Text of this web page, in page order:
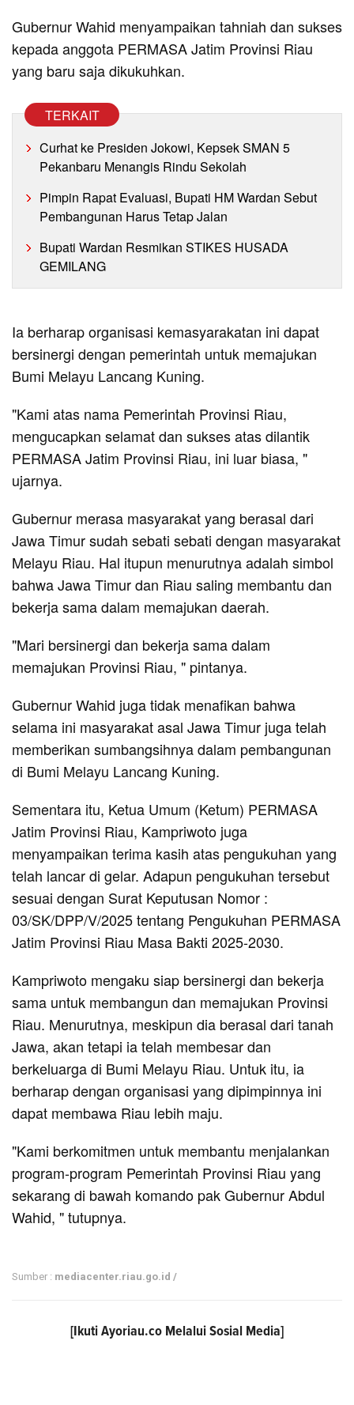
Gubernur Wahid menyampaikan tahniah dan sukses
kepada anggota PERMASA Jatim Provinsi Riau
yang baru saja dikukuhkan.
TERKAIT
Curhat ke Presiden Jokowi, Kepsek SMAN 5
Pekanbaru Menangis Rindu Sekolah
Pimpin Rapat Evaluasi, Bupati HM Wardan Sebut
Pembangunan Harus Tetap Jalan
Bupati Wardan Resmikan STIKES HUSADA
GEMILANG
Ia berharap organisasi kemasyarakatan ini dapat
bersinergi dengan pemerintah untuk memajukan
Bumi Melayu Lancang Kuning.
"Kami atas nama Pemerintah Provinsi Riau,
mengucapkan selamat dan sukses atas dilantik
PERMASA Jatim Provinsi Riau, ini luar biasa, "
ujarnya.
Gubernur merasa masyarakat yang berasal dari
Jawa Timur sudah sebati sebati dengan masyarakat
Melayu Riau. Hal itupun menurutnya adalah simbol
bahwa Jawa Timur dan Riau saling membantu dan
bekerja sama dalam memajukan daerah.
"Mari bersinergi dan bekerja sama dalam
memajukan Provinsi Riau, " pintanya.
Gubernur Wahid juga tidak menafikan bahwa
selama ini masyarakat asal Jawa Timur juga telah
memberikan sumbangsihnya dalam pembangunan
di Bumi Melayu Lancang Kuning.
Sementara itu, Ketua Umum (Ketum) PERMASA
Jatim Provinsi Riau, Kampriwoto juga
menyampaikan terima kasih atas pengukuhan yang
telah lancar di gelar. Adapun pengukuhan tersebut
sesuai dengan Surat Keputusan Nomor :
03/SK/DPP/V/2025 tentang Pengukuhan PERMASA
Jatim Provinsi Riau Masa Bakti 2025-2030.
Kampriwoto mengaku siap bersinergi dan bekerja
sama untuk membangun dan memajukan Provinsi
Riau. Menurutnya, meskipun dia berasal dari tanah
Jawa, akan tetapi ia telah membesar dan
berkeluarga di Bumi Melayu Riau. Untuk itu, ia
berharap dengan organisasi yang dipimpinnya ini
dapat membawa Riau lebih maju.
"Kami berkomitmen untuk membantu menjalankan
program-program Pemerintah Provinsi Riau yang
sekarang di bawah komando pak Gubernur Abdul
Wahid, " tutupnya.
Sumber : mediacenter.riau.go.id /
[Ikuti Ayoriau.co Melalui Sosial Media]